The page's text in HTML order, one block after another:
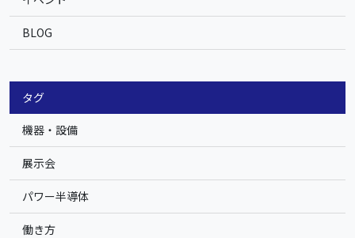
BLOG
タグ
機器・設備
展示会
パワー半導体
働き方